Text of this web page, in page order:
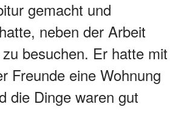
gemacht und
neben der Arbeit
besuchen. Er hatte mit
Freunde eine Wohnung
die Dinge waren gut